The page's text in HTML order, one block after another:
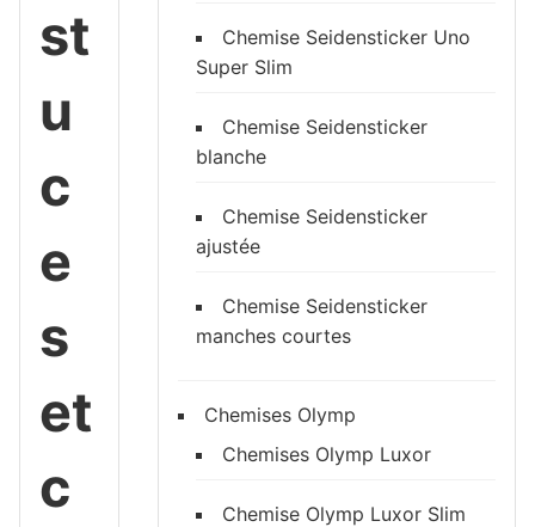
st
u
c
e
s
et
c
Chemise Seidensticker Uno
Super Slim
Chemise Seidensticker
blanche
Chemise Seidensticker
ajustée
Chemise Seidensticker
manches courtes
Chemises Olymp
Chemises Olymp Luxor
Chemise Olymp Luxor Slim